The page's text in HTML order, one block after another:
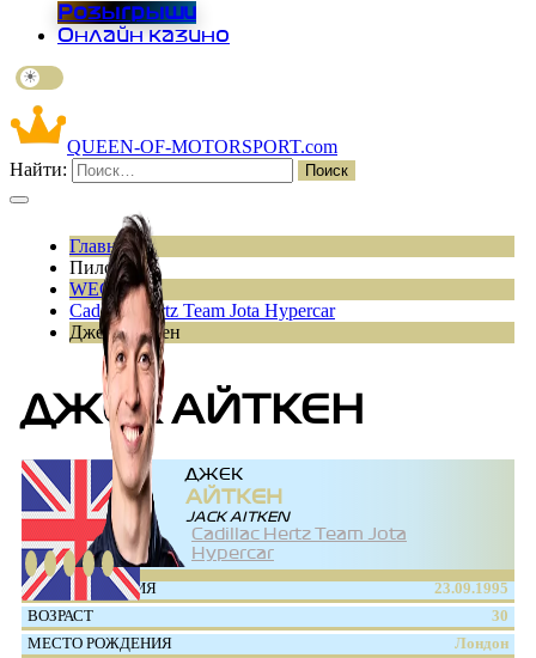
Розыгрыши
Онлайн казино
QUEEN-OF-MOTORSPORT.com
Найти:
Главная
Пилоты
WEC
Cadillac Hertz Team Jota Hypercar
Джек Айткен
ДЖЕК АЙТКЕН
ДЖЕК
АЙТКЕН
JACK AITKEN
Cadillac Hertz Team Jota
Hypercar
ДАТА РОЖДЕНИЯ
23.09.1995
ВОЗРАСТ
30
МЕСТО РОЖДЕНИЯ
Лондон